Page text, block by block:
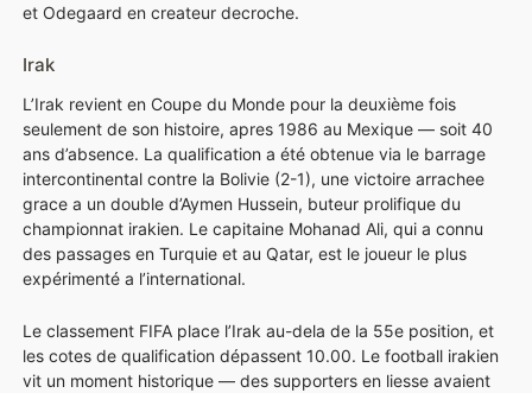
et Odegaard en createur decroche.
Irak
L’Irak revient en Coupe du Monde pour la deuxième fois
seulement de son histoire, apres 1986 au Mexique — soit 40
ans d’absence. La qualification a été obtenue via le barrage
intercontinental contre la Bolivie (2-1), une victoire arrachee
grace a un double d’Aymen Hussein, buteur prolifique du
championnat irakien. Le capitaine Mohanad Ali, qui a connu
des passages en Turquie et au Qatar, est le joueur le plus
expérimenté a l’international.
Le classement FIFA place l’Irak au-dela de la 55e position, et
les cotes de qualification dépassent 10.00. Le football irakien
vit un moment historique — des supporters en liesse avaient